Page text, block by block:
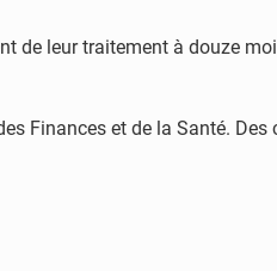
de leur traitement à douze
Finances et de la Santé. Des